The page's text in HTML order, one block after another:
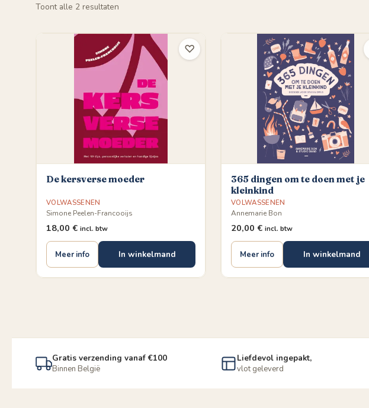
Toont alle 2 resultaten
De kersverse moeder
VOLWASSENEN
Simone Peelen-Francooijs
18,00 € incl. btw
Meer info In winkelmand
♡
365 dingen om te doen met je
kleinkind
VOLWASSENEN
Annemarie Bon
20,00 € incl. btw
Meer info In winkelmand
Gratis verzending vanaf €100
Binnen België
Liefdevol ingepakt,
vlot geleverd